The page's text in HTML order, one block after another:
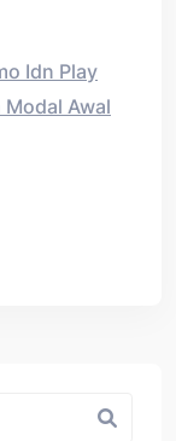
Idn Play
Awal